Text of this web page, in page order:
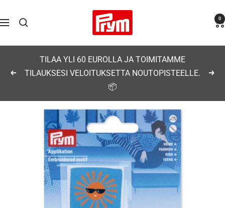
sisältöön
Navigaatio
Prym 0
Edellinen
TILAA YLI 60 EUROLLA JA TOIMITAMME
TILAUKSESI VELOITUKSETTA NOUTOPISTEELLE.
📦